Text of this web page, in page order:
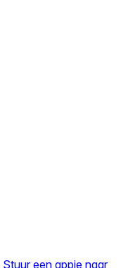
Stuur een appje naar